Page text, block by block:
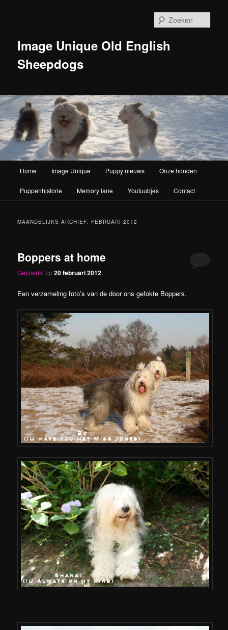
Image Unique Old English
Sheepdogs
Spring naar de primaire inhoud
Spring naar de secundaire inhoud
Home Image Unique Puppy nieuws Onze honden
Puppenhistorie Memory lane Youtuubjes Contact
MAANDELIJKS ARCHIEF: FEBRUARI 2012
Boppers at home
Geplaatst op20 februari 2012
Een verzameling foto’s van de door ons gefokte Boppers.